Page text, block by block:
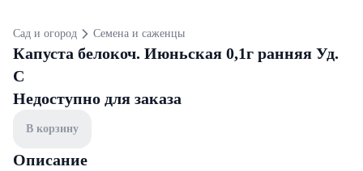
Сад и огород Семена и саженцы
Капуста белокоч. Июньская 0,1г ранняя Уд.
С
Недоступно для заказа
В корзину
Описание